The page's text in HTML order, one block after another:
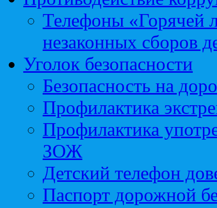
Телефоны «Горячей
незаконных сборов
Уголок безопасности
Безопасность на
Профилактика
Профилактика
ЗОЖ
Детский телефон
Паспорт дорожной